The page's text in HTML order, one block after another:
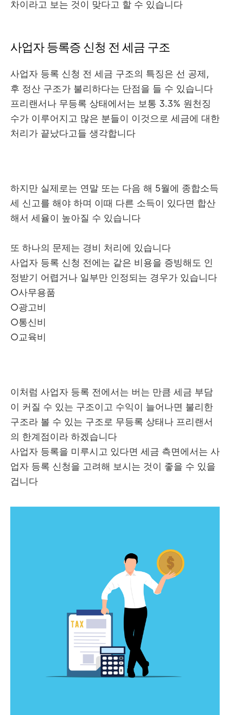
차이라고 보는 것이 맞다고 할 수 있습니다
사업자 등록증 신청 전 세금 구조
사업자 등록 신청 전 세금 구조의 특징은 선 공제,
후 정산 구조가 불리하다는 단점을 들 수 있습니다
프리랜서나 무등록 상태에서는 보통 3.3% 원천징
수가 이루어지고 많은 분들이 이것으로 세금에 대한
처리가 끝났다고들 생각합니다
하지만 실제로는 연말 또는 다음 해 5월에 종합소득
세 신고를 해야 하며 이때 다른 소득이 있다면 합산
해서 세율이 높아질 수 있습니다
또 하나의 문제는 경비 처리에 있습니다
사업자 등록 신청 전에는 같은 비용을 증빙해도 인
정받기 어렵거나 일부만 인정되는 경우가 있습니다
○사무용품
○광고비
○통신비
○교육비
이처럼 사업자 등록 전에서는 버는 만큼 세금 부담
이 커질 수 있는 구조이고 수익이 늘어나면 불리한
구조라 볼 수 있는 구조로 무등록 상태나 프리랜서
의 한계점이라 하겠습니다
사업자 등록을 미루시고 있다면 세금 측면에서는 사
업자 등록 신청을 고려해 보시는 것이 좋을 수 있을
겁니다